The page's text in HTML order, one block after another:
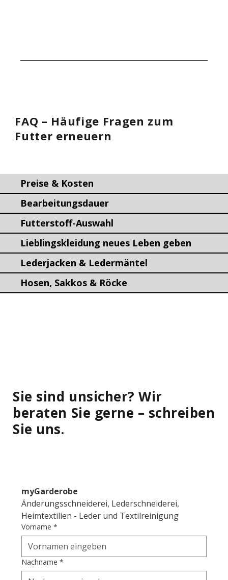
FAQ – Häufige Fragen zum
Futter erneuern
Preise & Kosten
Bearbeitungsdauer
Futterstoff-Auswahl
Lieblingskleidung neues Leben geben
Lederjacken & Ledermäntel
Hosen, Sakkos & Röcke
Sie sind unsicher? Wir
beraten Sie gerne – schreiben
Sie uns.
myGarderobe
Änderungsschneiderei, Lederschneiderei,
Heimtextilien - Leder und Textilreinigung
Vorname *
Nachname *